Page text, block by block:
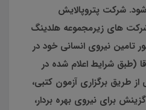
شرکت پتروپالایش
های زیرمجموعه هلدینگ
تامین نیروی انسانی خود در
(طبق شرایط اعلام شده در
طریق برگزاری آزمون کتبی،
برای نیروی بهره بردار،